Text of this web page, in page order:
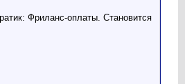
Фриланс-оплаты. Становится